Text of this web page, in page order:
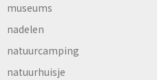
museums
nadelen
natuurcamping
natuurhuisje